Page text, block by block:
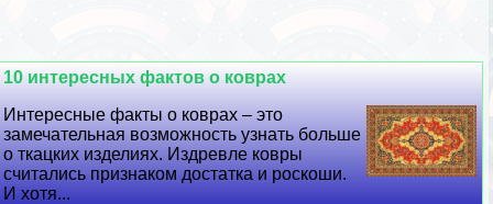
10 интересных фактов о коврах
Интересные факты о коврах – это
замечательная возможность узнать больше
о ткацких изделиях. Издревле ковры
считались признаком достатка и роскоши.
И хотя...